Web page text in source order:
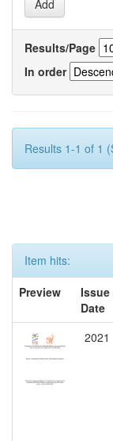
Results/Page
In order
Results 1-1 of 1
Item hits:
Preview
Issue
Date
2021